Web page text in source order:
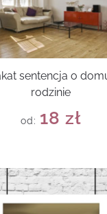
sentencja o
rodzinie
od: 18zł